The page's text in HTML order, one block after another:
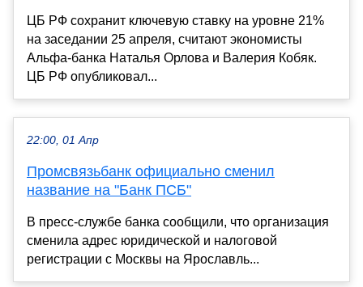
ЦБ РФ сохранит ключевую ставку на уровне 21%
на заседании 25 апреля, считают экономисты
Альфа-банка Наталья Орлова и Валерия Кобяк.
ЦБ РФ опубликовал...
22:00, 01 Апр
Промсвязьбанк официально сменил
название на "Банк ПСБ"
В пресс-службе банка сообщили, что организация
сменила адрес юридической и налоговой
регистрации с Москвы на Ярославль...